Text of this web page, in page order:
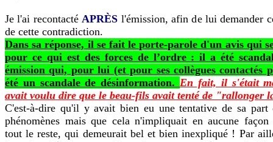
Je l'ai recontacté APRÈS l'émission, afin de lui demander
de cette contradiction.
Dans sa réponse, il se fait le porte-parole d'un avis qui
pour ce qui est des forces de l’ordre : il a été
émission qui, pour lui (et pour ses collègues contactés
été un scandale de désinformation. En fait, il s'était
avait voulu dire que le beau-fils avait tenté de "rallonger
C'est-à-dire qu'il y avait bien eu une tentative de sa part
phénomènes mais que cela n'impliquait en aucune façon
tout le reste, qui demeurait bel et bien inexpliqué ! Par